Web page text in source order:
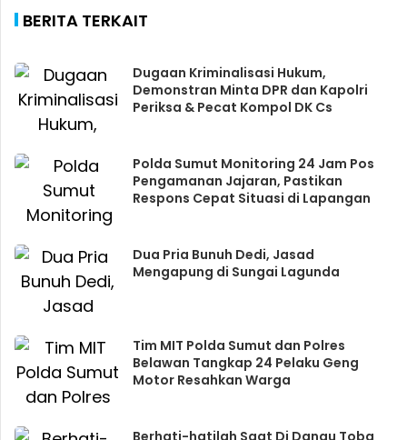
BERITA TERKAIT
Dugaan Kriminalisasi Hukum,
Demonstran Minta DPR dan Kapolri
Periksa & Pecat Kompol DK Cs
Polda Sumut Monitoring 24 Jam Pos
Pengamanan Jajaran, Pastikan
Respons Cepat Situasi di Lapangan
Dua Pria Bunuh Dedi, Jasad
Mengapung di Sungai Lagunda
Tim MIT Polda Sumut dan Polres
Belawan Tangkap 24 Pelaku Geng
Motor Resahkan Warga
Berhati-hatilah Saat Di Danau Toba